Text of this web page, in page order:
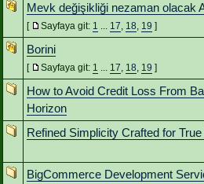
Mevk değişikliği nezaman olacak
[ Sayfaya git: 1 ... 17, 18, 19 ]
Borini
[ Sayfaya git: 1 ... 17, 18, 19 ]
How to Avoid Credit Loss From
Horizon
Refined Simplicity Crafted for
BigCommerce Development